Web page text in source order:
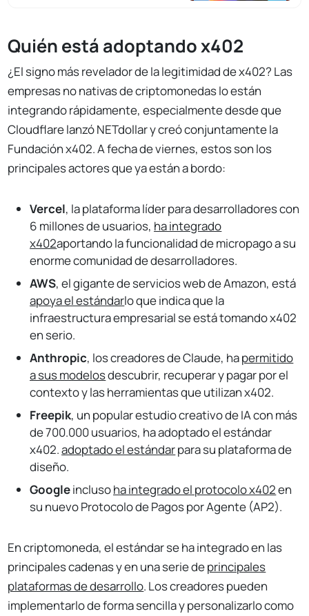
Quién está adoptando x402
¿El signo más revelador de la legitimidad de x402? Las
empresas no nativas de criptomonedas lo están
integrando rápidamente, especialmente desde que
Cloudflare lanzó NETdollar y creó conjuntamente la
Fundación x402. A fecha de viernes, estos son los
principales actores que ya están a bordo:
Vercel, la plataforma líder para desarrolladores con
6 millones de usuarios, ha integrado
x402aportando la funcionalidad de micropago a su
enorme comunidad de desarrolladores.
AWS, el gigante de servicios web de Amazon, está
apoya el estándarlo que indica que la
infraestructura empresarial se está tomando x402
en serio.
Anthropic, los creadores de Claude, hapermitido
a sus modelosdescubrir, recuperar y pagar por el
contexto y las herramientas que utilizan x402.
Freepik, un popular estudio creativo de IA con más
de 700.000 usuarios, ha adoptado el estándar
x402.adoptado el estándarpara su plataforma de
diseño.
Googleinclusoha integrado el protocolo x402en
su nuevo Protocolo de Pagos por Agente (AP2).
En criptomoneda, el estándar se ha integrado en las
principales cadenas y en una serie deprincipales
plataformas de desarrollo. Los creadores pueden
implementarlo de forma sencilla y personalizarlo como